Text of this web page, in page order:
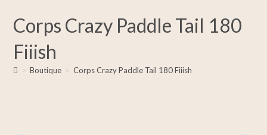
Corps Crazy Paddle Tail 180
Fiiish
> Boutique > Corps Crazy Paddle Tail 180 Fiiish